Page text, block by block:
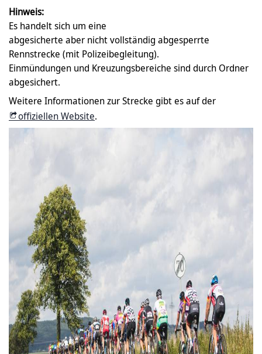
Hinweis:
Es handelt sich um eine
abgesicherte aber nicht vollständig abgesperrte
Rennstrecke (mit Polizeibegleitung).
Einmündungen und Kreuzungsbereiche sind durch Ordner
abgesichert.
Weitere Informationen zur Strecke gibt es auf der
offiziellen Website.